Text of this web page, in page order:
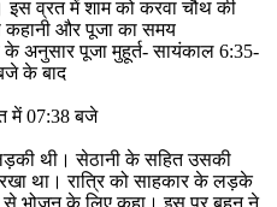
इस व्रत में शाम को करवा चौथ की
कहानी और पूजा का समय
के अनुसार पूजा मुहूर्त- सायंकाल 6:35-
के बाद
में 07:38 बजे
थी। सेठानी के सहित उसकी
था। रात्रि को साहकार के लड़के
से भोजन के लिए कहा। इस पर बहन ने